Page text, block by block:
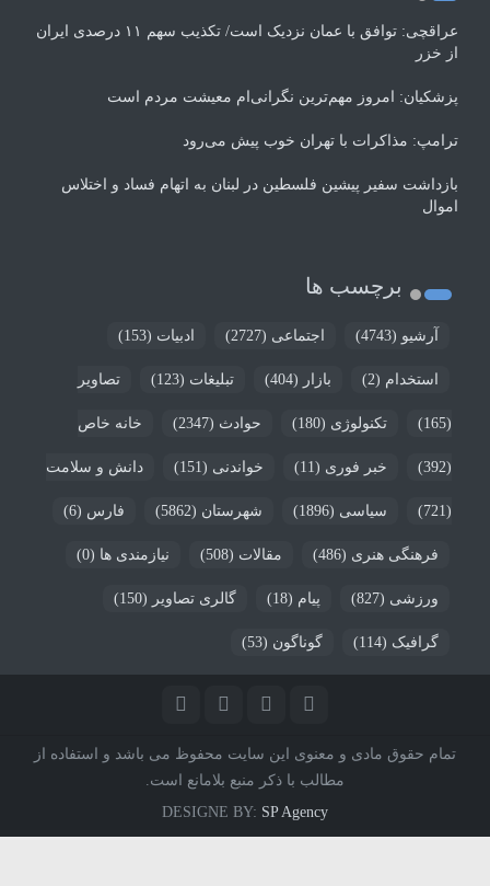
عراقچی: توافق با عمان نزدیک است/ تکذیب سهم ۱۱ درصدی ایران
از خزر
پزشکیان: امروز مهم‌ترین نگرانی‌ام معیشت مردم است
ترامپ: مذاکرات با تهران خوب پیش می‌رود
بازداشت سفیر پیشین فلسطین در لبنان به اتهام فساد و اختلاس
اموال
برچسب ها
آرشیو (4743) اجتماعی (2727) ادبیات (153)
استخدام (2) بازار (404) تبلیغات (123) تصاویر
(165) تکنولوژی (180) حوادث (2347) خانه خاص
(392) خبر فوری (11) خواندنی (151) دانش و سلامت
(721) سیاسی (1896) شهرستان (5862) فارس (6)
فرهنگی هنری (486) مقالات (508) نیازمندی ها (0)
ورزشی (827) پیام (18) گالری تصاویر (150)
گرافیک (114) گوناگون (53)
تمام حقوق مادی و معنوی این سایت محفوظ می باشد و استفاده از
مطالب با ذکر منبع بلامانع است.
DESIGNE BY: SP Agency